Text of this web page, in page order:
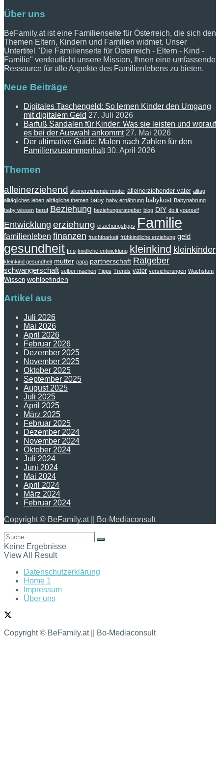
Über uns
BeFamily.at ist eine Familienseite für Österreich, die sich den
Themen Eltern, Kindern und Familien widmet. Unser
Untertitel "Die Familienseite für Österreich - Eltern - Kind -
Familie" verdeutlicht unsere Mission, Ihnen eine umfassende
Ressource für alle Aspekte des Familienlebens zu bieten.
Neue Beiträge
Digitales Taschengeld: So lernen Kinder den Umgang
mit digitalem Geld 27. Juli 2026
Barfuß Sandalen für Kinder: Was sie leisten und worauf
es bei der Auswahl ankommt 27. Mai 2026
Der ultimative Guide: Malen nach Zahlen für den
Familienzusammenhalt 30. April 2026
Themen
alleinerziehend alleinerziehende mutter alleinerziehender vater alltag
alltägliches leben alltägliche themen baby baby ernährung babykost Babynahrung
baby wissen beruf Beziehung beziehungsratgeber blog DIY do it yourself
Entwicklung erziehung erziehungstipps Familie
familienleben finanzen fruchtbarkeit frühkindliche erziehung geld
gesundheit Info kindliche entwicklung kleinkind kleinkinder
kleinkind gesundheit mutter papa partnerschaft Ratgeber
schwangerschaft selber machen Tipps Trends vater versicherungen Wachstum
Wissen wohlbefinden
Artikel aus
Juli 2026
Mai 2026
April 2026
Februar 2026
Dezember 2025
November 2025
Oktober 2025
September 2025
August 2025
Juli 2025
April 2025
März 2025
Februar 2025
Dezember 2024
November 2024
Oktober 2024
Juli 2024
Juni 2024
Mai 2024
April 2024
März 2024
Februar 2024
Copyright © BeFamily.at || Bo-Mediaconsult
Keine Ergebnisse
View All Result
Datenschutzerklärung
Home 1
Impressum
Über uns
Copyright © BeFamily.at || Bo-Mediaconsult